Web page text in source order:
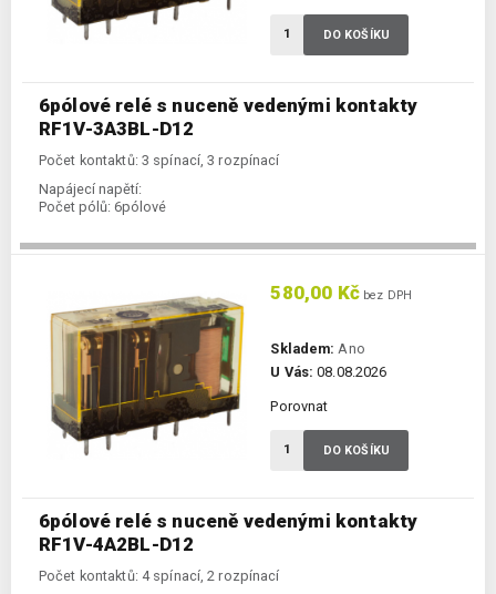
6pólové relé s nuceně vedenými kontakty
RF1V-3A3BL-D12
Počet kontaktů: 3 spínací, 3 rozpínací
Napájecí napětí:
Počet pólů: 6pólové
DO KOŠÍKU
6pólové relé s nuceně vedenými kontakty
RF1V-4A2BL-D12
Počet kontaktů: 4 spínací, 2 rozpínací
580,00 Kč bez DPH
Skladem: Ano
U Vás: 08.08.2026
Porovnat
DO KOŠÍKU